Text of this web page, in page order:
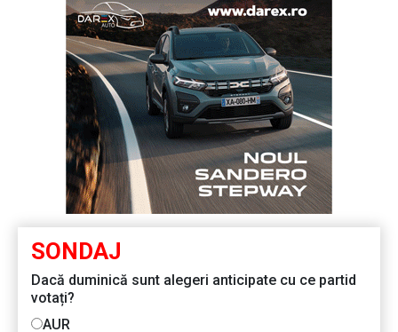
SONDAJ
Dacă duminică sunt alegeri anticipate cu ce partid
votați?
AUR